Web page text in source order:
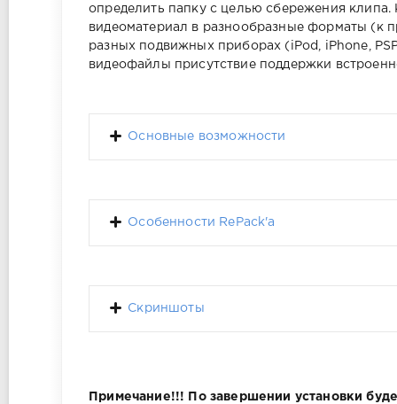
определить папку с целью сбережения
видеоматериал в разнообразные форматы (к
разных подвижных приборах (iPod, iPhone,
видеофайлы присутствие поддержки
Основные возможности
Особенности RePack'a
Скриншоты
Примечание!!! По завершении установки